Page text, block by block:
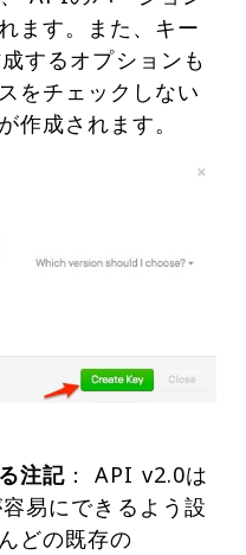
ます。また、キー
するオプションも
をチェックしない
注記 ： API v2.0は
易にできるよう設
どの既存の